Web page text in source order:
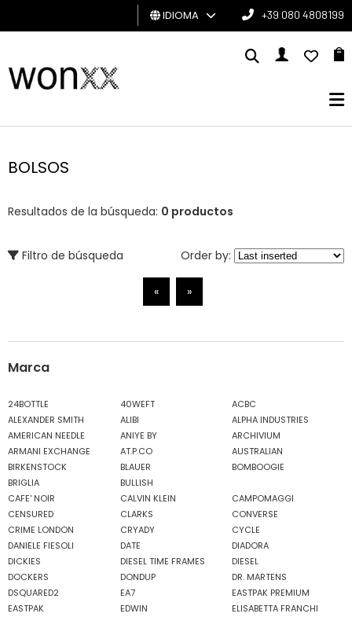
HOMBRE
DE
BRAND
IDIOMA +39 080 4808199
BOLSOS
Resultados de la búsqueda: 0 productos
Filtro de búsqueda Order by:
« »
Marca
24BOTTLE 40WEFT
ACBC
ALEXANDER SMITH
ALIBI
ALPHA INDUSTRIES
AMERICAN NEEDLE
ANIYE BY
ARCHIVIUM
ARMANI EXCHANGE
AT.P.CO
AUSTRALIAN
BIRKENSTOCK
BLAUER
BOMBOOGIE
BRIGLIA
BULLISH
CAFE' NOIR
CALVIN KLEIN
CAMPOMAGGI
CENSURED
CLARKS
CONVERSE
CRIME LONDON
CRYADY
CYCLE
DANIELE FIESOLI
DATE
DIADORA
DICKIES
DIESEL TIME FRAMES
DIESEL
DOCKERS
DONDUP
DR. MARTENS
DSQUARED2
EA7
EASTPAK PREMIUM
EASTPAK
EDWIN
ELISABETTA FRANCHI